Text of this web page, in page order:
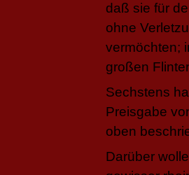
daß sie für
ohne
vermöchten;
großen
Sechstens
Preisgabe
oben
Darüber